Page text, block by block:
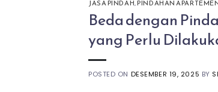
JASA PINDAH,PINDAHAN
Beda dengan
yang Perlu
POSTED ON DESEMBER 19, 2025 BY